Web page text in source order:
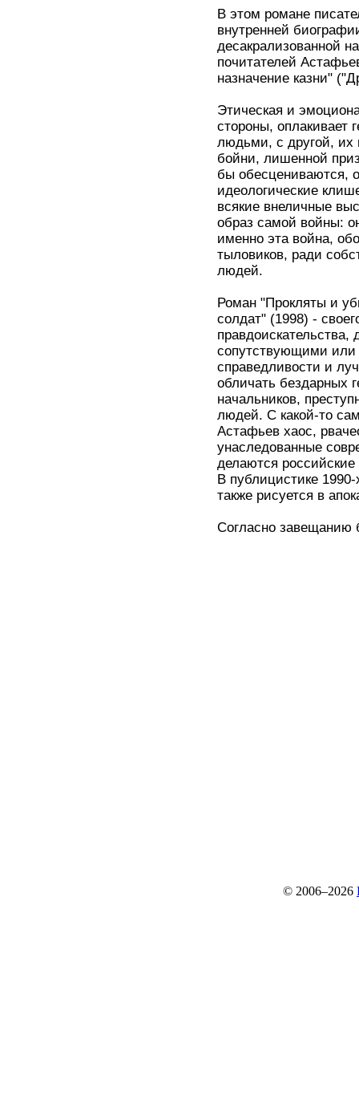
В этом романе
внутренней
десакрализованной
почитателей
назначение казни"
Этическая и
стороны, оплакивает
людьми, с другой, их
бойни, лишенной
бы обесцениваются,
идеологические
всякие внеличные
образ самой войны:
именно эта война,
тыловиков, ради
людей.
Роман "Прокляты и
солдат" (1998) -
правдоискательства,
сопутствующими или
справедливости и
обличать бездарных
начальников,
людей. С какой-то
Астафьев xaoc,
унаследованные
делаются
В публицистике
также рисуется в
Согласно завещанию
© 2006–2026